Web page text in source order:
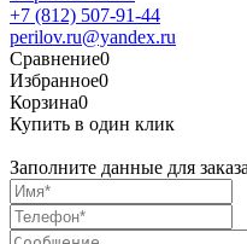
+7 (812) 507-91-44
perilov.ru@yandex.ru
Сравнение0
Избранное0
Корзина0
Купить в один клик
Заполните данные для заказа